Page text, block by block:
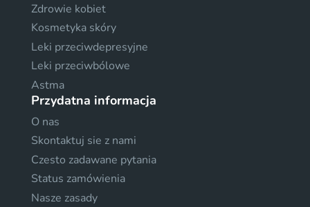
Zdrowie kobiet
Kosmetyka skóry
Leki przeciwdepresyjne
Leki przeciwbólowe
Astma
Przydatna informacja
O nas
Skontaktuj sie z nami
Czesto zadawane pytania
Status zamówienia
Nasze zasady